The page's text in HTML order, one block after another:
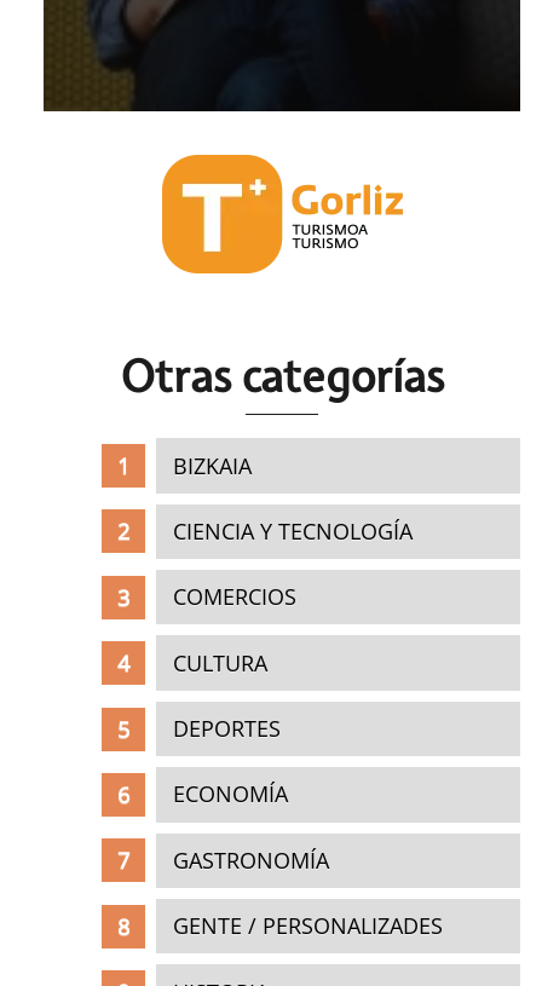
Otras categorías
BIZKAIA
CIENCIA Y TECNOLOGÍA
COMERCIOS
CULTURA
DEPORTES
ECONOMÍA
GASTRONOMÍA
GENTE / PERSONALIZADES